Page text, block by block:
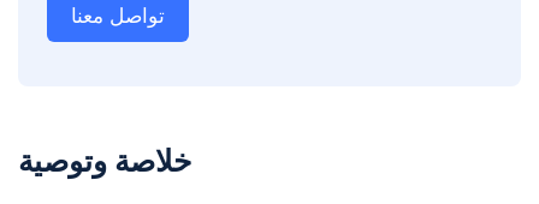
تواصل معنا
خلاصة وتوصية